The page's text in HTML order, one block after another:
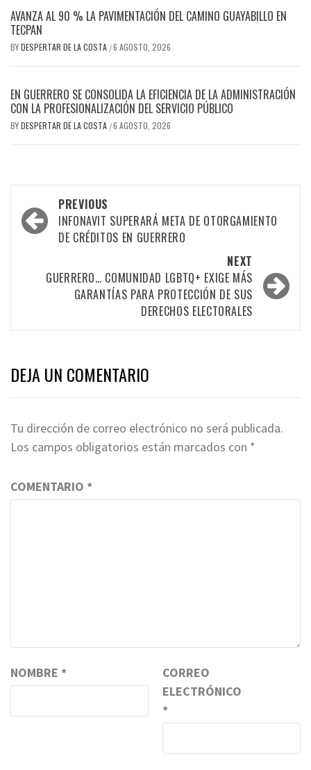
AVANZA AL 90 % LA PAVIMENTACIÓN DEL CAMINO GUAYABILLO EN
TECPAN
BYDESPERTAR DE LA COSTA /6 AGOSTO, 2026
EN GUERRERO SE CONSOLIDA LA EFICIENCIA DE LA ADMINISTRACIÓN
CON LA PROFESIONALIZACIÓN DEL SERVICIO PÚBLICO
BYDESPERTAR DE LA COSTA /6 AGOSTO, 2026
Post
navigation
PREVIOUS
INFONAVIT SUPERARÁ META DE OTORGAMIENTO
DE CRÉDITOS EN GUERRERO
NEXT
GUERRERO… COMUNIDAD LGBTQ+ EXIGE MÁS
GARANTÍAS PARA PROTECCIÓN DE SUS
DERECHOS ELECTORALES
DEJA UN COMENTARIO
Tu dirección de correo electrónico no será publicada.
Los campos obligatorios están marcados con *
COMENTARIO *
NOMBRE *
CORREO
ELECTRÓNICO
*